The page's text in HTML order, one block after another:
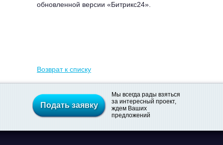
обновленной версии «Битрикс24».
Возврат к списку
Подать заявку
Мы всегда рады взяться
за интересный проект,
ждем Ваших
предложений